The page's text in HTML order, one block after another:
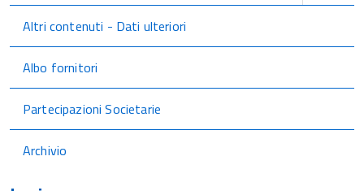
Altri contenuti - Dati ulteriori
Albo fornitori
Partecipazioni Societarie
Archivio